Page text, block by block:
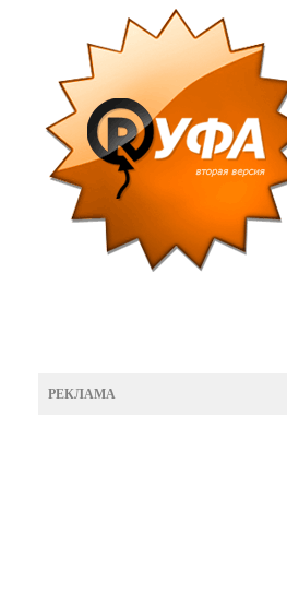
РЕКЛАМА